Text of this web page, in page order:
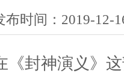
布时间：2019-12-
《封神演义》